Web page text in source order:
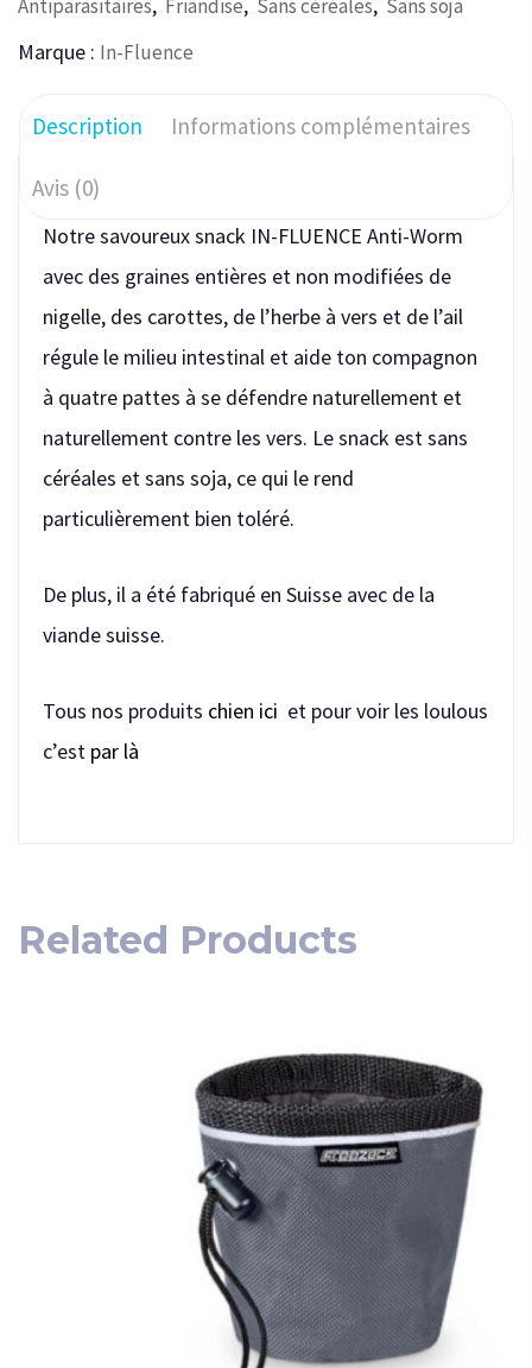
Antiparasitaires, Friandise, Sans céréales, Sans soja
Marque : In-Fluence
Description Informations complémentaires
Avis (0)
Notre savoureux snack IN-FLUENCE Anti-Worm
avec des graines entières et non modifiées de
nigelle, des carottes, de l’herbe à vers et de l’ail
régule le milieu intestinal et aide ton compagnon
à quatre pattes à se défendre naturellement et
naturellement contre les vers. Le snack est sans
céréales et sans soja, ce qui le rend
particulièrement bien toléré.
De plus, il a été fabriqué en Suisse avec de la
viande suisse.
Tous nos produits chien ici et pour voir les loulous
c’est par là
Related Products